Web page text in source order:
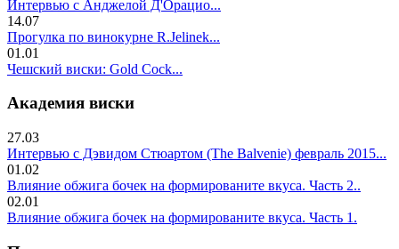
Интервью с Анджелой Д'Орацио...
14.07
Прогулка по винокурне R.Jelinek...
01.01
Чешский виски: Gold Cock...
Академия виски
27.03
Интервью с Дэвидом Стюартом (The Balvenie) февраль 2015...
01.02
Влияние обжига бочек на формированите вкуса. Часть 2..
02.01
Влияние обжига бочек на формированите вкуса. Часть 1.